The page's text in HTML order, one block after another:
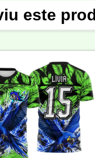
este